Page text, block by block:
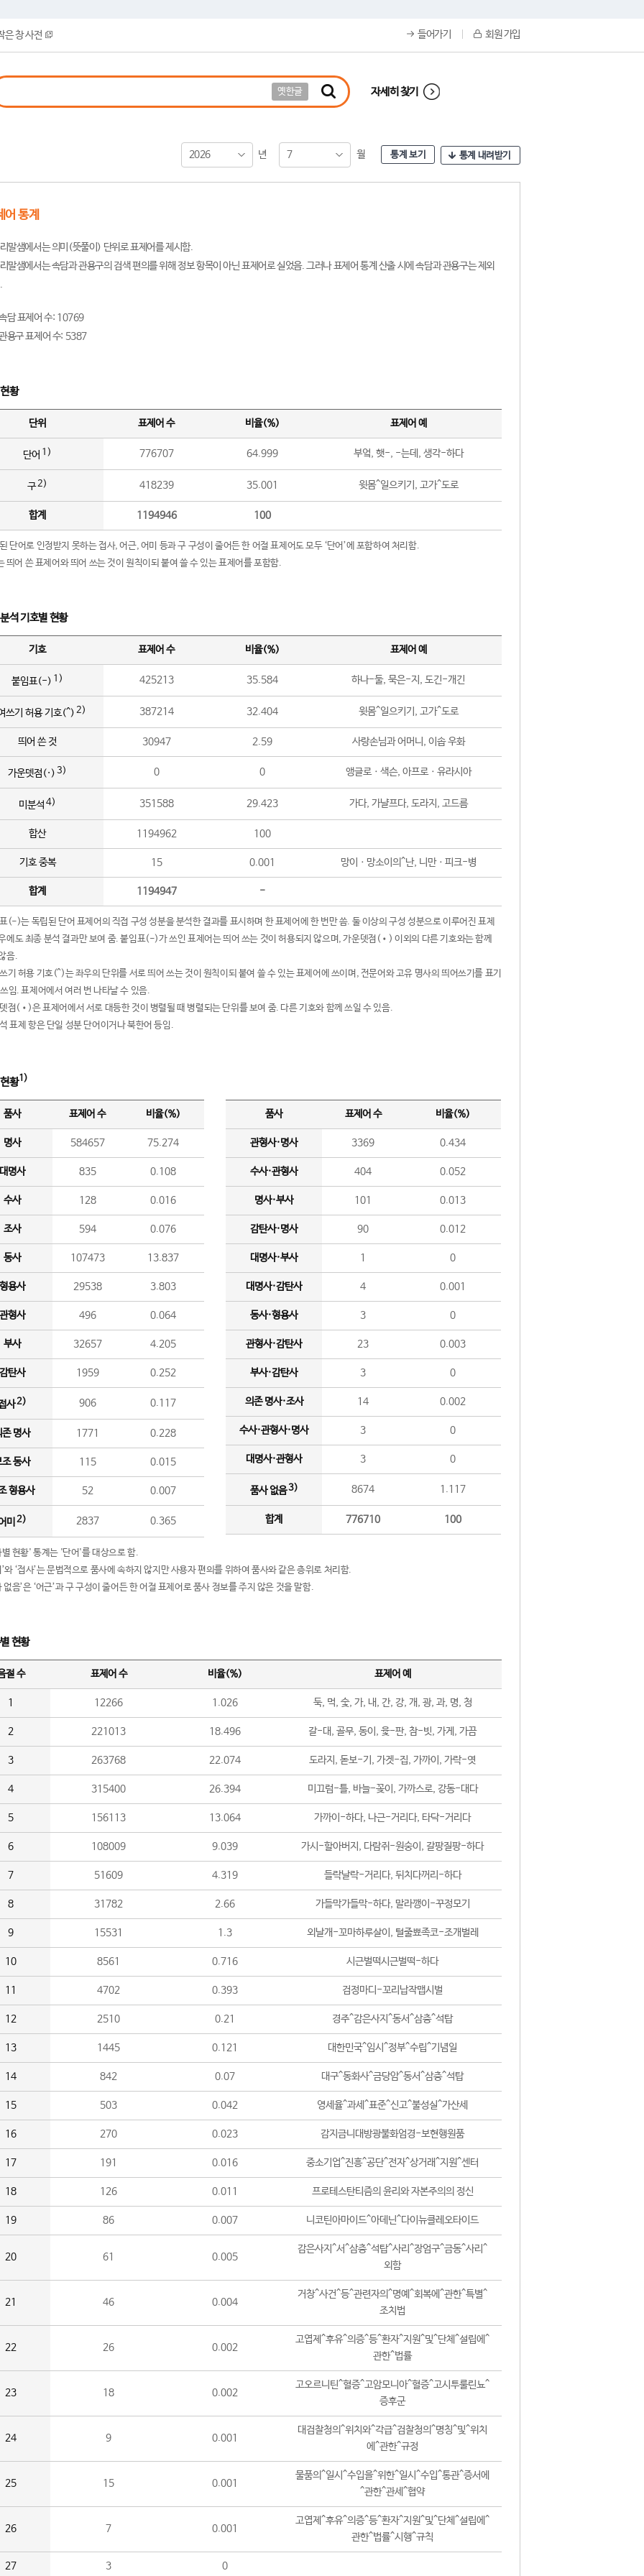
은 창 사전 들어가기 회원 가입
옛한글 자세히 찾기
2026 년 7 월 통계 보기 통계 내려받기
어 통계
말샘에서는 의미(뜻풀이) 단위로 표제어를 제시함.
말샘에서는 속담과 관용구의 검색 편의를 위해 정보 항목이 아닌 표제어로 실었음. 그러나 표제어 통계 산출 시에 속담과 관용구는 제외
담 표제어 수: 10769
용구 표제어 수: 5387
황
단위 표제어 수 비율(%) 표제어 예
단어 1) 776707 64.999 부엌, 햇-, -는데, 생각-하다
구2) 418239 35.001 윗몸^일으키기, 고가^도로
합계 1194946 100
단어로 인정받지 못하는 접사, 어근, 어미 등과 구 구성이 줄어든 한 어절 표제어도 모두 ‘단어’에 포함하여 처리함.
띄어 쓴 표제어와 띄어 쓰는 것이 원칙이되 붙여 쓸 수 있는 표제어를 포함함.
석 기호별 현황
기호 표제어 수 비율(%) 표제어 예
붙임표(-) 1) 425213 35.584 하나-둘, 묵은-지, 도긴-개긴
쓰기 허용 기호(^) 2) 387214 32.404 윗몸^일으키기, 고가^도로
띄어 쓴 것 30947 2.59 사랑손님과 어머니, 이솝 우화
가운뎃점(·) 3) 0 0 앵글로ㆍ색슨, 아프로ㆍ유라시아
미분석 4) 351588 29.423 가다, 가냘프다, 도라지, 고드름
합산 1194962 100
기호 중복 15 0.001 망이ㆍ망소이의^난, 니만ㆍ피크-병
합계 1194947 -
(-)는 독립된 단어 표제어의 직접 구성 성분을 분석한 결과를 표시하며 한 표제어에 한 번만 씀. 둘 이상의 구성 성분으로 이루어진 표제
에도 최종 분석 결과만 보여 줌. 붙임표(-)가 쓰인 표제어는 띄어 쓰는 것이 허용되지 않으며, 가운뎃점(•) 이외의 다른 기호와는 함께
음.
기 허용 기호(^)는 좌우의 단위를 서로 띄어 쓰는 것이 원칙이되 붙여 쓸 수 있는 표제어에 쓰이며, 전문어와 고유 명사의 띄어쓰기를 표기
임. 표제어에서 여러 번 나타날 수 있음.
점(•)은 표제어에서 서로 대등한 것이 병렬될 때 병렬되는 단위를 보여 줌. 다른 기호와 함께 쓰일 수 있음.
표제 항은 단일 성분 단어이거나 북한어 등임.
황1)
품사 표제어 수 비율(%)
명사 584657 75.274
명사 835 0.108
수사 128 0.016
조사 594 0.076
동사 107473 13.837
용사 29538 3.803
형사 496 0.064
부사 32657 4.205
탄사 1959 0.252
사2) 906 0.117
존 명사 1771 0.228
조 동사 115 0.015
형용사 52 0.007
미 2) 2837 0.365
품사 표제어 수 비율(%)
관형사·명사 3369 0.434
수사·관형사 404 0.052
명사·부사 101 0.013
감탄사·명사 90 0.012
대명사·부사 1 0
대명사·감탄사 4 0.001
동사·형용사 3 0
관형사·감탄사 23 0.003
부사·감탄사 3 0
의존 명사·조사 14 0.002
수사·관형사·명사 3 0
대명사·관형사 3 0
품사 없음3) 8674 1.117
합계 776710 100
현황' 통계는 '단어'를 대상으로 함.
와 ‘접사’는 문법적으로 품사에 속하지 않지만 사용자 편의를 위하여 품사와 같은 층위로 처리함.
없음’은 ‘어근’과 구 구성이 줄어든 한 어절 표제어로 품사 정보를 주지 않은 것을 말함.
현황
절 수 표제어 수 비율(%) 표제어 예
1 12266 1.026 둑, 먹, 숯, 가, 내, 간, 강, 개, 광, 과, 명, 청
2 221013 18.496 갈-대, 골무, 동이, 윷-판, 참-빗, 가게, 가끔
3 263768 22.074 도라지, 돋보-기, 가겟-집, 가까이, 가락-엿
4 315400 26.394 미끄럼-틀, 바늘-꽂이, 가까스로, 강동-대다
5 156113 13.064 가까이-하다, 나근-거리다, 타닥-거리다
6 108009 9.039 가시-할아버지, 다람쥐-원숭이, 갈팡질팡-하다
7 51609 4.319 들락날락-거리다, 뒤치다꺼리-하다
8 31782 2.66 가들막가들막-하다, 말라깽이-꾸정모기
9 15531 1.3 외날개-꼬마하루살이, 털줄뾰족코-조개벌레
10 8561 0.716 시근벌떡시근벌떡-하다
11 4702 0.393 검정마디-꼬리납작맵시벌
12 2510 0.21 경주^감은사지^동서^삼층^석탑
13 1445 0.121 대한민국^임시^정부^수립^기념일
14 842 0.07 대구^동화사^금당암^동서^삼층^석탑
15 503 0.042 영세율^과세^표준^신고^불성실^가산세
16 270 0.023 감지금니대방광불화엄경-보현행원품
17 191 0.016 중소기업^진흥^공단^전자^상거래^지원^센터
18 126 0.011 프로테스탄티즘의 윤리와 자본주의의 정신
19 86 0.007 니코틴아마이드^아데닌^다이뉴클레오타이드
20 61 0.005
감은사지^서^삼층^석탑^사리^장엄구^금동^사리^
외함
21 46 0.004
거창^사건^등^관련자의^명예^회복에^관한^특별^
조치법
22 26 0.002
고엽제^후유^의증^등^환자^지원^및^단체^설립에^
관한^법률
23 18 0.002
고오르니틴^혈증^고암모니아^혈증^고시투룰린뇨^
증후군
24 9 0.001
대검찰청의^위치와^각급^검찰청의^명칭^및^위치
에^관한^규정
25 15 0.001
물품의^일시^수입을^위한^일시^수입^통관^증서에
^관한^관세^협약
26 7 0.001
고엽제^후유^의증^등^환자^지원^및^단체^설립에^
관한^법률^시행^규칙
27 3 0